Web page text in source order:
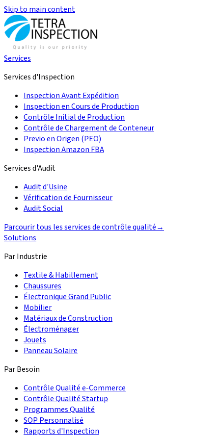
Skip to main content
Services
Services d'Inspection
Inspection Avant Expédition
Inspection en Cours de Production
Contrôle Initial de Production
Contrôle de Chargement de Conteneur
Previo en Origen (PEO)
Inspection Amazon FBA
Services d'Audit
Audit d'Usine
Vérification de Fournisseur
Audit Social
Parcourir tous les services de contrôle qualité→
Solutions
Par Industrie
Textile & Habillement
Chaussures
Électronique Grand Public
Mobilier
Matériaux de Construction
Électroménager
Jouets
Panneau Solaire
Par Besoin
Contrôle Qualité e-Commerce
Contrôle Qualité Startup
Programmes Qualité
SOP Personnalisé
Rapports d'Inspection